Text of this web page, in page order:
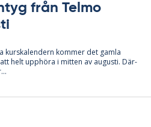
från Telmo
kurska­len­dern kom­mer det gam­la
helt upp­hö­ra i mit­ten av au­gusti. Där­